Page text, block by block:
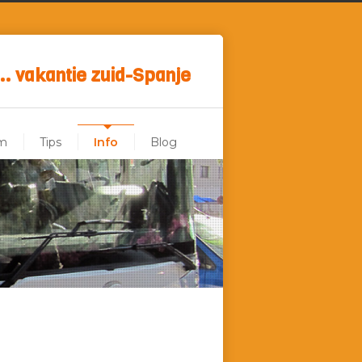
vakantie zuid-Spanje
Tips Info Blog